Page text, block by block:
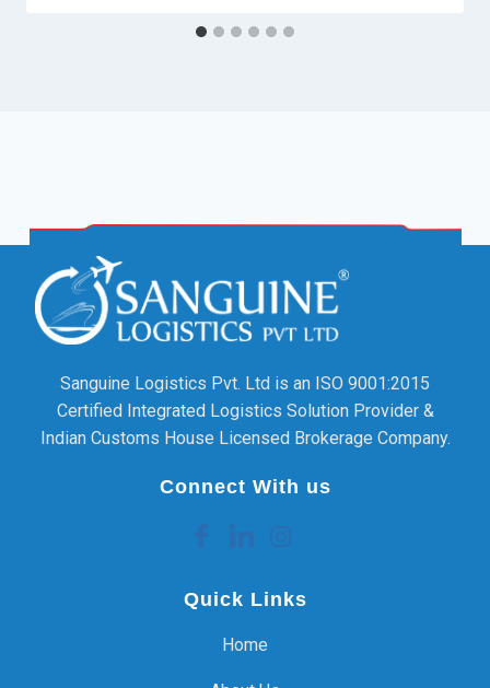
Sanguine Logistics Pvt. Ltd is an ISO 9001:2015
Certified Integrated Logistics Solution Provider &
Indian Customs House Licensed Brokerage Company.
Connect With us
Quick Links
Home